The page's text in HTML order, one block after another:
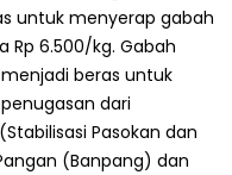
untuk menyerap gabah
Rp 6.500/kg. Gabah
beras untuk
dari
Pasokan dan
(Banpang) dan